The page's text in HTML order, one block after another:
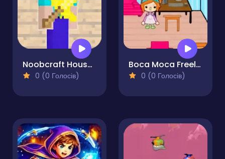
Noobcraft House Escape
0 (0 Голосів)
Boca Moca Freelancer
0 (0 Голосів)